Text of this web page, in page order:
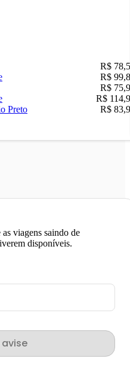
R$
R$
R$
R$
Preto
R$
viagens saindo de
disponíveis.
avise